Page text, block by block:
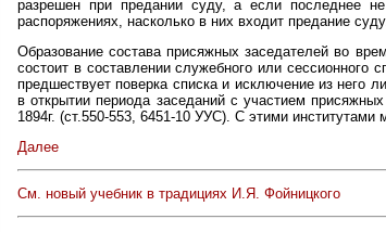
разрешен при предании суду, а если последнее
распоряжениях, насколько в них входит предание
Образование состава присяжных заседателей во
состоит в составлении служебного или сессионного
предшествует поверка списка и исключение из
в открытии периода заседаний с участием
1894г. (ст.550-553, 6451-10 УУС). С этими
Далее
См. новый учебник в традициях И.Я. Фойницкого